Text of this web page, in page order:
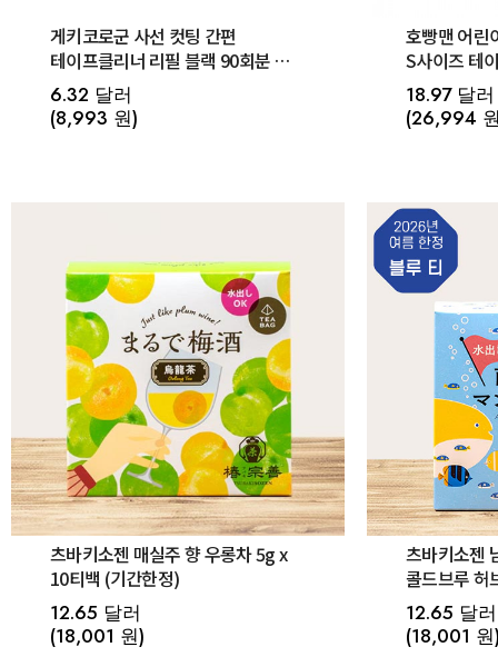
게키코로군 사선 컷팅 간편
테이프클리너 리필 블랙 90회분 ×
3개 강력점착 먼지 진드기 꽃가루
제거 돌돌이 고로고로
6.32 달러
(8,993 원)
호빵맨 어린
S사이즈 테
본체+리필4
고로고로
18.97 달러
(26,994
츠바키소젠 매실주 향 우롱차 5g x
10티백 (기간한정)
12.65 달러
(18,001 원)
츠바키소젠
콜드브루 허
12.65 달러
(18,001